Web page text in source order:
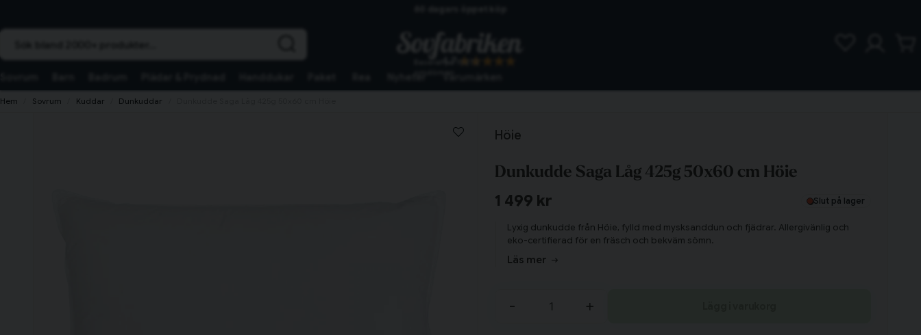
Snabba leveranser
Hem Sovrum Kuddar Dunkuddar
Höie
Dunkudde Saga Låg 425g 50x60 cm Höie
1 499 kr Slut på lager
Lyxig dunkudde från Höie, fylld med mysksanddun och fjädrar. Allergivänlig och
eko-certifierad för en fräsch och bekväm sömn.
Läs mer
- +